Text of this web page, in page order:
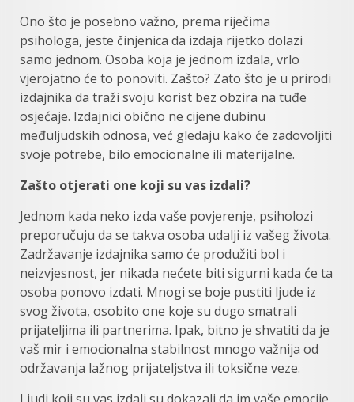
Ono što je posebno važno, prema riječima
psihologa, jeste činjenica da izdaja rijetko dolazi
samo jednom. Osoba koja je jednom izdala, vrlo
vjerojatno će to ponoviti. Zašto? Zato što je u prirodi
izdajnika da traži svoju korist bez obzira na tuđe
osjećaje. Izdajnici obično ne cijene dubinu
međuljudskih odnosa, već gledaju kako će zadovoljiti
svoje potrebe, bilo emocionalne ili materijalne.
Zašto otjerati one koji su vas izdali?
Jednom kada neko izda vaše povjerenje, psiholozi
preporučuju da se takva osoba udalji iz vašeg života.
Zadržavanje izdajnika samo će produžiti bol i
neizvjesnost, jer nikada nećete biti sigurni kada će ta
osoba ponovo izdati. Mnogi se boje pustiti ljude iz
svog života, osobito one koje su dugo smatrali
prijateljima ili partnerima. Ipak, bitno je shvatiti da je
vaš mir i emocionalna stabilnost mnogo važnija od
održavanja lažnog prijateljstva ili toksične veze.